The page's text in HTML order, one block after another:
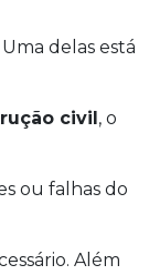
delas está
civil, o
ou falhas do
Além